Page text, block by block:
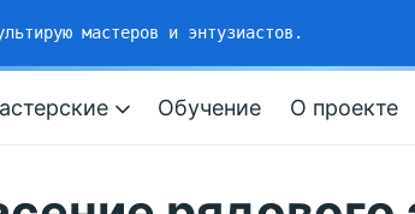
мастеров и энтузиастов.
Обучение О проекте